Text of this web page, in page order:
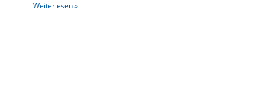
Weiterlesen »